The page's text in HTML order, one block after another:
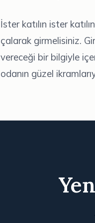
İster katılın ister
çalarak girmelisiniz.
vereceği bir bilgiyle
odanın güzel